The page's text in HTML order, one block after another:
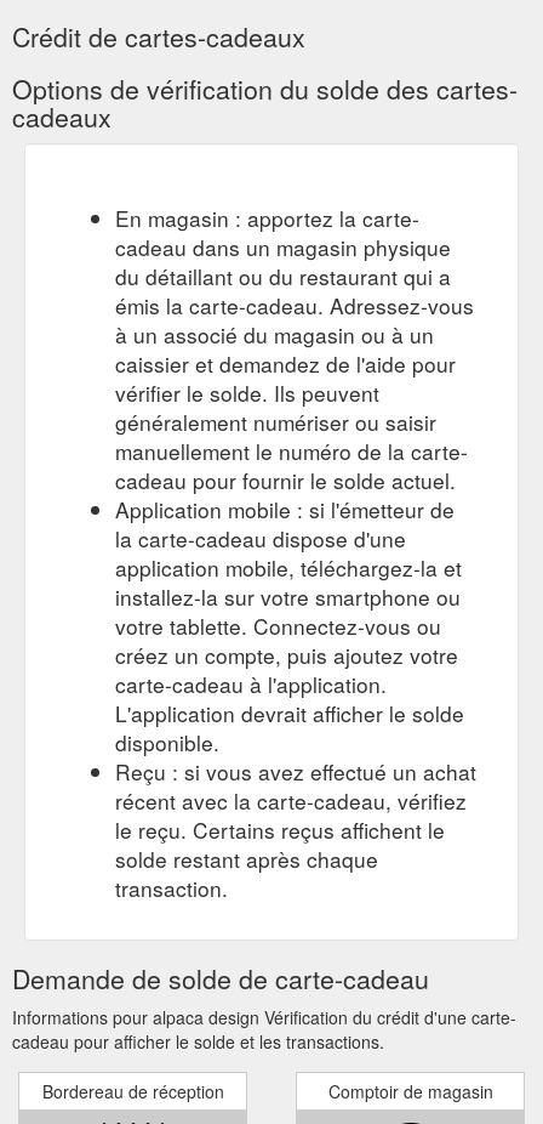
Crédit de cartes-cadeaux
Options de vérification du solde des cartes-
cadeaux
En magasin : apportez la carte-
cadeau dans un magasin physique
du détaillant ou du restaurant qui a
émis la carte-cadeau. Adressez-vous
à un associé du magasin ou à un
caissier et demandez de l'aide pour
vérifier le solde. Ils peuvent
généralement numériser ou saisir
manuellement le numéro de la carte-
cadeau pour fournir le solde actuel.
Application mobile : si l'émetteur de
la carte-cadeau dispose d'une
application mobile, téléchargez-la et
installez-la sur votre smartphone ou
votre tablette. Connectez-vous ou
créez un compte, puis ajoutez votre
carte-cadeau à l'application.
L'application devrait afficher le solde
disponible.
Reçu : si vous avez effectué un achat
récent avec la carte-cadeau, vérifiez
le reçu. Certains reçus affichent le
solde restant après chaque
transaction.
Demande de solde de carte-cadeau
Informations pour alpaca design Vérification du crédit d'une carte-
cadeau pour afficher le solde et les transactions.
Bordereau de réception Comptoir de magasin